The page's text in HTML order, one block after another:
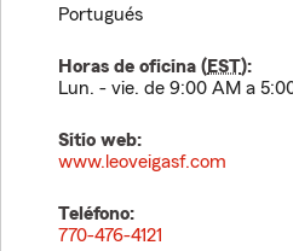
Portugués
Horas de oficina (EST):
Lun. - vie. de 9:00 AM a
Sitio web:
www.leoveigasf.com
Teléfono:
770-476-4121